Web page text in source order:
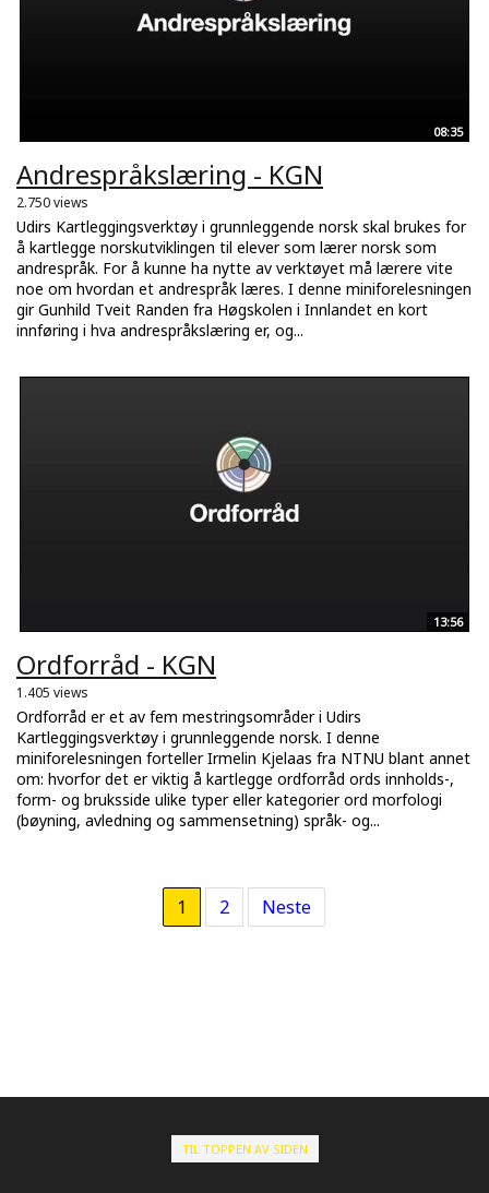
08:35
Andrespråkslæring - KGN
2.750 views
Udirs Kartleggingsverktøy i grunnleggende norsk skal brukes for
å kartlegge norskutviklingen til elever som lærer norsk som
andrespråk. For å kunne ha nytte av verktøyet må lærere vite
noe om hvordan et andrespråk læres. I denne miniforelesningen
gir Gunhild Tveit Randen fra Høgskolen i Innlandet en kort
innføring i hva andrespråkslæring er, og...
13:56
Ordforråd - KGN
1.405 views
Ordforråd er et av fem mestringsområder i Udirs
Kartleggingsverktøy i grunnleggende norsk. I denne
miniforelesningen forteller Irmelin Kjelaas fra NTNU blant annet
om: hvorfor det er viktig å kartlegge ordforråd ords innholds-,
form- og bruksside ulike typer eller kategorier ord morfologi
(bøyning, avledning og sammensetning) språk- og...
1 2 Neste
TIL TOPPEN AV SIDEN